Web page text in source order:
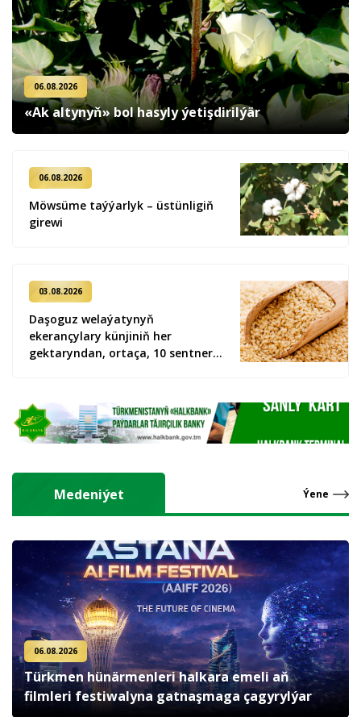
06.08.2026
«Ak altynyň» bol hasyly ýetişdirilýär
06.08.2026
Möwsüme taýýarlyk – üstünligiň
girewi
03.08.2026
Daşoguz welaýatynyň
ekerançylary künjiniň her
gektaryndan, ortaça, 10 sentner
Medeniýet Ýene
06.08.2026
Türkmen hünärmenleri halkara emeli aň
filmleri festiwalyna gatnaşmaga çagyrylýar